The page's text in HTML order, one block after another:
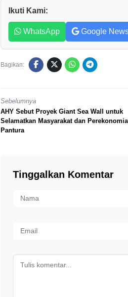
Ikuti Kami:
WhatsApp Google
Bagikan:
Sebelumnya
AHY Sebut Proyek Giant Sea Wall untuk
Selamatkan Masyarakat dan
Pantura
Tinggalkan Komentar